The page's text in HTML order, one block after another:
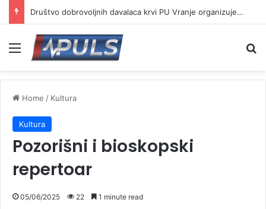
Društvo dobrovoljnih davalaca krvi PU Vranje organizuje akciju na Besnoj kobili
Menu
Home / Kultura
Kultura
Pozorišni i bioskopski
repertoar
05/06/2025 22 1 minute read